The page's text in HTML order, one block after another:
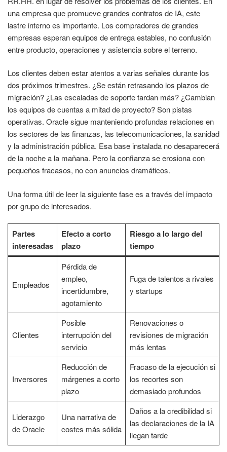
una empresa que promueve grandes contratos de IA, este
lastre interno es importante. Los compradores de grandes
empresas esperan equipos de entrega estables, no confusión
entre producto, operaciones y asistencia sobre el terreno.
Los clientes deben estar atentos a varias señales durante los
dos próximos trimestres. ¿Se están retrasando los plazos de
migración? ¿Las escaladas de soporte tardan más? ¿Cambian
los equipos de cuentas a mitad de proyecto? Son pistas
operativas. Oracle sigue manteniendo profundas relaciones en
los sectores de las finanzas, las telecomunicaciones, la sanidad
y la administración pública. Esa base instalada no desaparecerá
de la noche a la mañana. Pero la confianza se erosiona con
pequeños fracasos, no con anuncios dramáticos.
Una forma útil de leer la siguiente fase es a través del impacto
por grupo de interesados.
Partes
interesadas
Efecto a corto
plazo
Riesgo a lo largo del
tiempo
Empleados
Pérdida de
empleo,
incertidumbre,
agotamiento
Fuga de talentos a rivales
y startups
Clientes
Posible
interrupción del
servicio
Renovaciones o
revisiones de migración
más lentas
Inversores
Reducción de
márgenes a corto
plazo
Fracaso de la ejecución si
los recortes son
demasiado profundos
Liderazgo
de Oracle
Una narrativa de
costes más sólida
Daños a la credibilidad si
las declaraciones de la IA
llegan tarde